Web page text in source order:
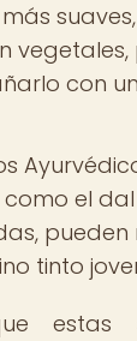
vegetales,
con
como el
tinto
estas